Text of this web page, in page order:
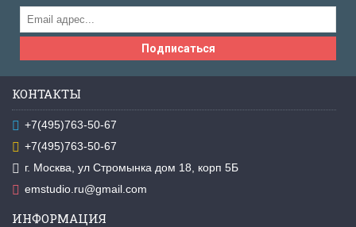
Подписаться
КОНТАКТЫ
+7(495)763-50-67
+7(495)763-50-67
г. Москва, ул Стромынка дом 18, корп 5Б
emstudio.ru@gmail.com
ИНФОРМАЦИЯ